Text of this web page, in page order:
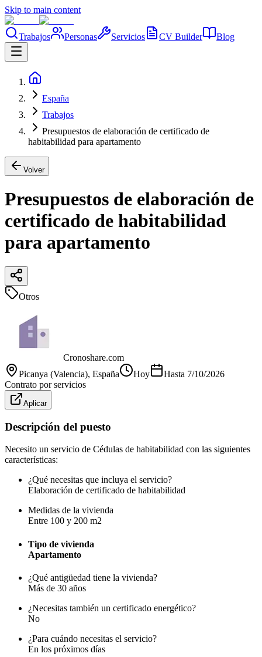
Skip to main content
Trabajos Personas Servicios CV Builder Blog
España
Trabajos
Presupuestos de elaboración de certificado de
habitabilidad para apartamento
Volver
Presupuestos de elaboración de
certificado de habitabilidad
para apartamento
Otros
Cronoshare.com
Picanya (Valencia), España Hoy Hasta 7/10/2026
Contrato por servicios
Aplicar
Descripción del puesto
Necesito un servicio de Cédulas de habitabilidad con las siguientes
características:
¿Qué necesitas que incluya el servicio?
Elaboración de certificado de habitabilidad
Medidas de la vivienda
Entre 100 y 200 m2
Tipo de vivienda
Apartamento
¿Qué antigüedad tiene la vivienda?
Más de 30 años
¿Necesitas también un certificado energético?
No
¿Para cuándo necesitas el servicio?
En los próximos días